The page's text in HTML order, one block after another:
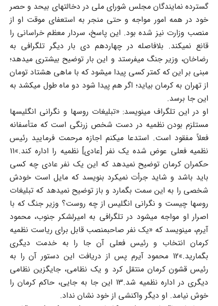
گسترده نمایندگان مجلس شورای ملی در دخالتهای بیحد و حصر
خود در همه امور مواجه و حتی منجر به استعفای موقت او از
منصب وزارت نیز شده بود. این پاسخ، سردار معظم خراسانی را
قانع نمیکند. بلافاصله در چهاردهم دی بار دیگر تلگرافی به
رضاخان، وزیر جنگ میفرستد و این بار توضیح بیشتری میدهد؛
مبنی بر این که کمتر کسی پیدا میشود که با ماهی هشتاد تومان
از تهران به کرمان بیاید؛ اگر هم پیدا شود دو ماه طول میکشد به
این جا برسد.
او در این تلگراف مینویسد: «تبلیغات روسها و نگرانی انگلیسها
مستلزم بودن نظمیه در دست شخص زرنگی است که متأسفانه
فعلاً مفقود است. استدعا میکنم اجازه مرحمت فرمایید رئیس
نظمیه فعلی عوض شده یک نفر [عادی] نظمیه را اداره کند.»11
حکمران کرمان توضیح نمیدهد که این یک نفر عادی چه کسی
باید باشد و شاید جرأت نمیکرد بنویسد که مایل است خودش
شخصی را به این سمت بگمارد و باز توضیح نمیدهد که تبلیغات
روسها چیست و نگرانی انگلیس از چه روست؟ وزیر جنگ که با
اصرار او مواجه میشود در تلگرافی به امیرلشکر جنوب، محمود
آیرم، مینویسد که «یک نفر صاحبمنصب قابل برای ریاست نظمیه
کرمان انتخاب و رئیس فعلی آن جا را به خدمت دیگری
بگمارید.»12 محمود آیرم پس از دریافت این دستور آن را به
رئیس قشون کرمان منتقل کرد و یک نظامی، جایگزین نظامی
دیگری در اداره نظمیه شد.13 این جا به جایی، حاکم کرمان را
خوش نیامد. او دیگر واکنشی از خود نشان نداد.